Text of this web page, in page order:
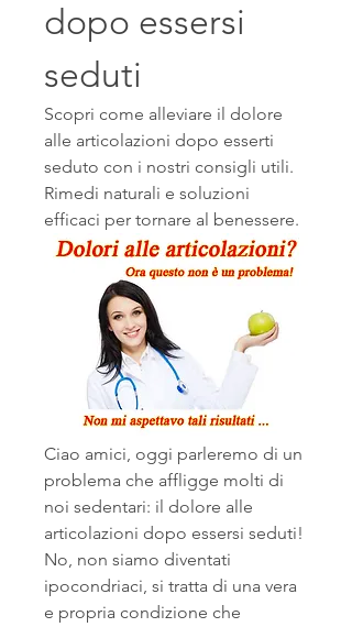
dopo essersi
seduti
Scopri come alleviare il dolore
alle articolazioni dopo esserti
seduto con i nostri consigli utili.
Rimedi naturali e soluzioni
efficaci per tornare al benessere.
Ciao amici, oggi parleremo di un
problema che affligge molti di
noi sedentari: il dolore alle
articolazioni dopo essersi seduti!
No, non siamo diventati
ipocondriaci, si tratta di una vera
e propria condizione che